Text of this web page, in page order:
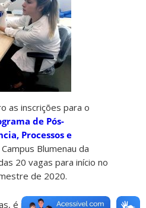
as inscrições para o
de Pós-
Processos e
Blumenau da
20 vagas para início no
de 2020.
é necessário ter curso